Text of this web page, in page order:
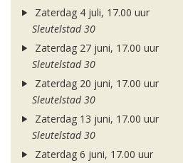
Zaterdag 4 juli, 17.00 uur
Sleutelstad 30
Zaterdag 27 juni, 17.00 uur
Sleutelstad 30
Zaterdag 20 juni, 17.00 uur
Sleutelstad 30
Zaterdag 13 juni, 17.00 uur
Sleutelstad 30
Zaterdag 6 juni, 17.00 uur